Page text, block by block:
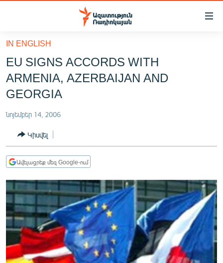
Մատչելիության
հիմնական
բովանդակությանը
Անցնել
հիմնական
մենյուին
ՔԱՂԱՔԱԿԱՆ
ՀԱՍԱՐԱԿՈՒԹՅՈՒՆ
ՏՆՏԵՍՈՒԹՅՈՒՆ
ՂԱՐԱԲԱՂ
ՊԱՏԵՐԱԶՄԻ 6 ՇԱԲԱԹՆԵՐԸ
ՏԱՐԱԾԱՇՐՋԱՆ
ՄԻՋԱԶԳԱՅԻՆ
ՄՇԱԿՈՒՅԹ
IN ENGLISH
EU SIGNS ACCORDS WITH
ARMENIA, AZERBAIJAN AND
GEORGIA
նոյեմբեր 14, 2006
Կիսվել
Ավելացրեք մեզ Google-ում